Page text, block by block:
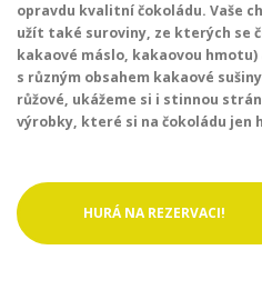
opravdu kvalitní čokoládu. Vaše
užít také suroviny, ze kterých se
kakaové máslo, kakaovou
s různým obsahem kakaové
růžové, ukážeme si i stinnou
výrobky, které si na čokoládu jen
HURÁ NA REZERVACI!